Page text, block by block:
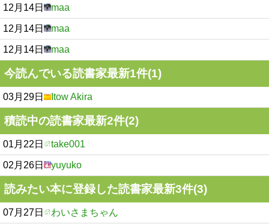
12月14日 maa
12月14日 maa
12月14日 maa
今読んでいる読書家最新1件(1)
03月29日 Itow Akira
積読中の読書家最新2件(2)
01月22日 take001
02月26日 yuyuko
読みたい本に登録した読書家最新3件(3)
07月27日 わいさまちゃん